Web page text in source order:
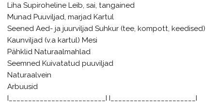
Liha Supiroheline Leib, sai, tangained
Munad Puuviljad, marjad Kartul
Seened Aed- ja juurviljad Suhkur (tee, kompott, keedised)
Kaunviljad (v.a kartul) Mesi
Pähklid Naturaalmahlad
Seemned Kuivatatud puuviljad
Naturaalvein
Arbuusid
I_________________________I I______________________I